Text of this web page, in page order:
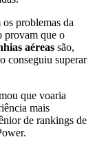
problemas da
provam que o
aéreas são,
conseguiu superar
que voaria
mais
de rankings de